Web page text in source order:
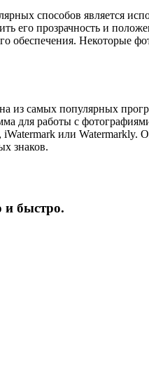
способов является
его прозрачность и
обеспечения.
из самых популярных
для работы с
или
знаков.
быстро.